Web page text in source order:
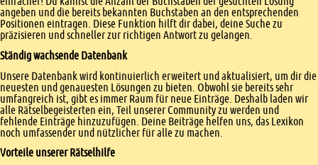
angeben und die bereits bekannten Buchstaben an den entsprechenden
Positionen eintragen. Diese Funktion hilft dir dabei, deine Suche zu
präzisieren und schneller zur richtigen Antwort zu gelangen.
Ständig wachsende Datenbank
Unsere Datenbank wird kontinuierlich erweitert und aktualisiert, um dir die
neuesten und genauesten Lösungen zu bieten. Obwohl sie bereits sehr
umfangreich ist, gibt es immer Raum für neue Einträge. Deshalb laden wir
alle Rätselbegeisterten ein, Teil unserer Community zu werden und
fehlende Einträge hinzuzufügen. Deine Beiträge helfen uns, das Lexikon
noch umfassender und nützlicher für alle zu machen.
Vorteile unserer Rätselhilfe